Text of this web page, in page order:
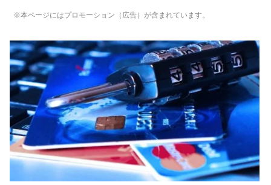
※本ページにはプロモーション（広告）が含まれています。